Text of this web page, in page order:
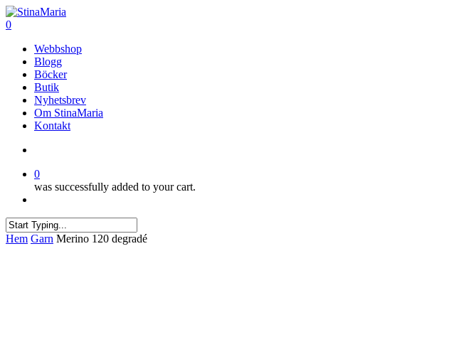
Skip
to
content
search
0
Webbshop
Blogg
Böcker
Butik
Nyhetsbrev
Om StinaMaria
Kontakt
0
was successfully added to your cart.
Close
Hem Garn Merino 120 degradé